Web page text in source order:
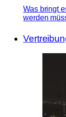
Was bringt
werden